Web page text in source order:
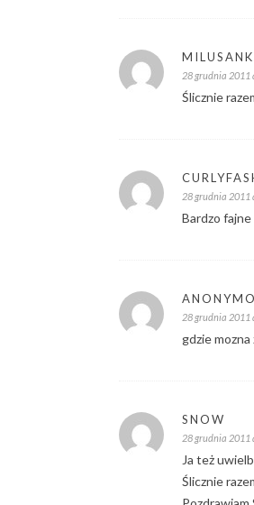
28 grudnia 2011
Ślicznie
28 grudnia 2011
Bardzo fajne
28 grudnia 2011
gdzie
SNOW
28 grudnia 2011
Ja też
Ślicznie